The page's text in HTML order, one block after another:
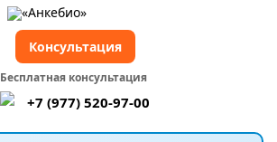
Бесплатная консультация
+7 (977) 520-97-00
Консультация